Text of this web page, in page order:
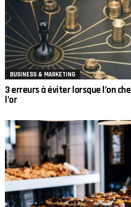
BUSINESS & MARKETING
3 erreurs à éviter lorsque l’on
l’or